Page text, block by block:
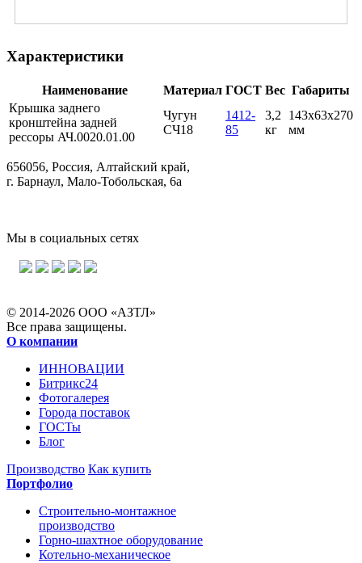
Характеристики
Наименование Материал ГОСТ Вес Габариты
Крышка заднего
кронштейна задней
рессоры АЧ.0020.01.00
Чугун
СЧ18
1412-
85
3,2
кг
143x63x270
мм
656056, Россия, Алтайский край,
г. Барнаул, Мало-Тобольская, 6а
Мы в социальных сетях
© 2014-2026 ООО «АЗТЛ»
Все права защищены.
О компании
ИННОВАЦИИ
Битрикс24
Фотогалерея
Города поставок
ГОСТы
Блог
Производство Как купить
Портфолио
Строительно-монтажное
производство
Горно-шахтное оборудование
Котельно-механическое